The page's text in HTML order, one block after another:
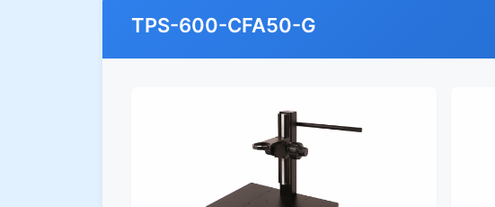
TPS-600-CFA50-G